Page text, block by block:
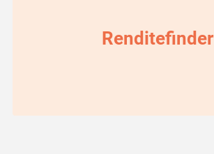
Renditefinder